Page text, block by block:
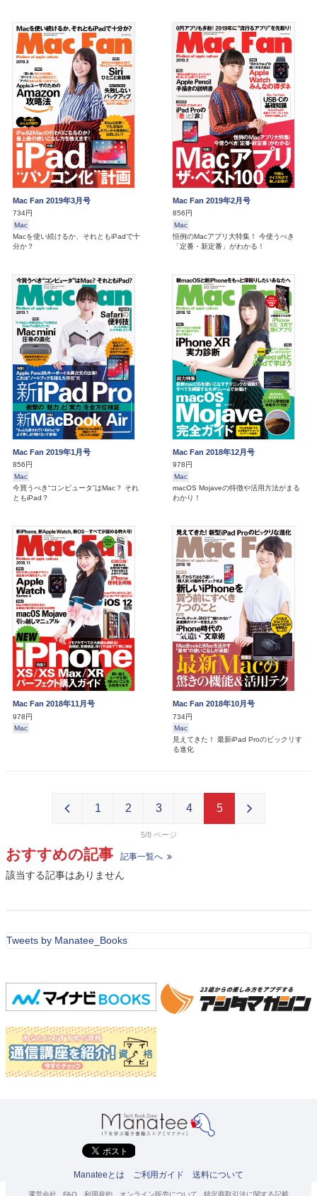
Mac Fan 2019年3月号
734円
Mac
Macを使い続けるか、それともiPadで十
分か？
Mac Fan 2019年2月号
856円
Mac
恒例のMacアプリ大特集！ 今使うべき
「定番・新定番」がわかる！
Mac Fan 2019年1月号
856円
Mac
今買うべき“コンピュータ”はMac？ それ
ともiPad？
Mac Fan 2018年12月号
978円
Mac
macOS Mojaveの特徴や活用方法がまる
わかり！
Mac Fan 2018年11月号
978円
Mac
Mac Fan 2018年10月号
734円
Mac
見えてきた！ 最新iPad Proのビックリす
る進化
5/8
1 2 3 4 5
おすすめの記事 記事一覧へ
該当する記事はありません
Tweets by Manatee_Books
Manateeとは ご利用ガイド 送料について
運営会社 FAQ 利用規約 オンライン販売について 特定商取引法に関する記載